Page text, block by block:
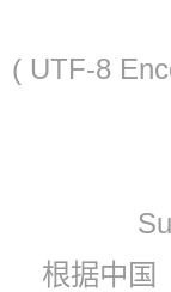
( UTF-8
根据中国